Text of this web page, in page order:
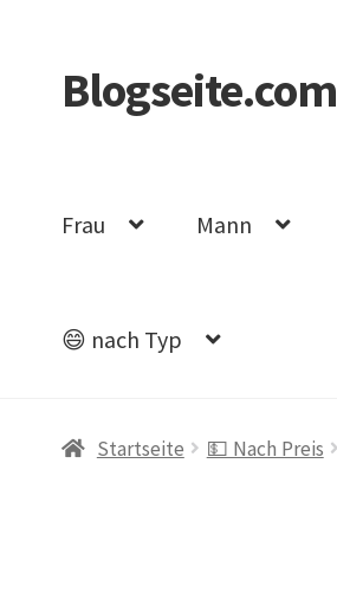
Zur
Navigation
Zum
Blogseite.com
Frau Mann
😄 nach Typ
StartDatenschutzerklärung
Startseite 💵 Nach Preis